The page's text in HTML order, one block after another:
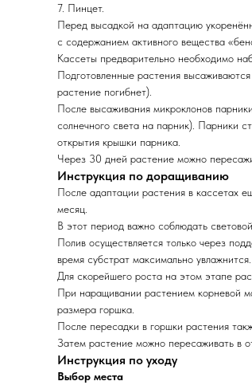
7. Пинцет.
Перед высадкой на адаптацию
с содержанием активного вещества
Кассеты предварительно необходимо
Подготовленные растения
растение погибнет).
После высаживания микроклонов
солнечного света на парник). Парники
открытия крышки парника.
Через 30 дней растение можно
Инструкция по доращиванию
После адаптации растения в кассетах
месяц.
В этот период важно соблюдать
Полив осуществляется только через
время субстрат максимально
Для скорейшего роста на этом этапе
При наращивании растением корневой
размера горшка.
После пересадки в горшки растения
Затем растение можно пересаживать в
Инструкция по уходу
Выбор места